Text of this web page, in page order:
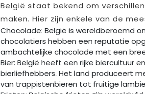
België staat bekend om
maken. Hier zijn enkele van de
Chocolade: België is wereldberoemd
chocolatiers hebben een reputatie
ambachtelijke chocolade met een
Bier: België heeft een rijke biercultuur
bierliefhebbers. Het land produceert
van trappistenbieren tot fruitige